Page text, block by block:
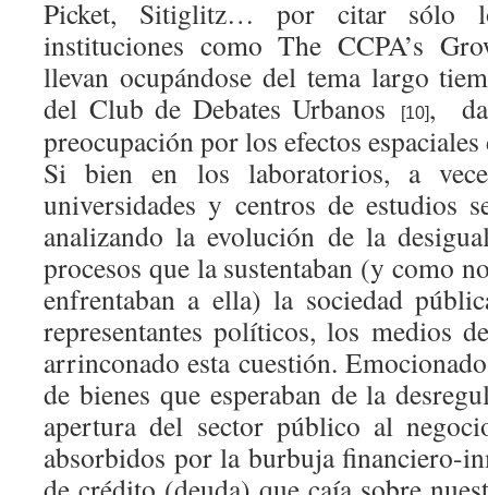
Picket, Sitiglitz… por citar sólo
instituciones como The CCPA’s
llevan ocupándose del tema largo
del Club de Debates Urbanos
[10], da
preocupación por los efectos
Si bien en los laboratorios, a
universidades y centros de estudios
analizando la evolución de la
procesos que la sustentaban (y como
enfrentaban a ella) la sociedad
representantes políticos, los medios
arrinconado esta cuestión.
de bienes que esperaban de la
apertura del sector público al
absorbidos por la burbuja financiero-